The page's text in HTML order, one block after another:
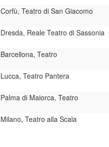
Corfù, Teatro di San Giacomo
Dresda, Reale Teatro di Sassonia
Barcellona, Teatro
Lucca, Teatro Pantera
Palma di Maiorca, Teatro
Milano, Teatro alla Scala